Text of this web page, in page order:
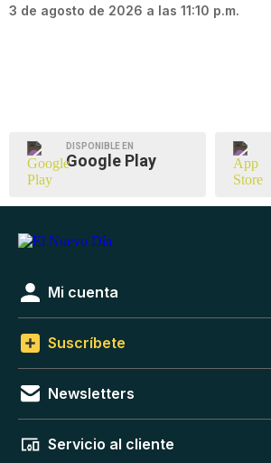
3 de agosto de 2026 a las 11:10 p.m.
DISPONIBLE EN
Google Play
Mi cuenta
Suscríbete
Newsletters
Servicio al cliente